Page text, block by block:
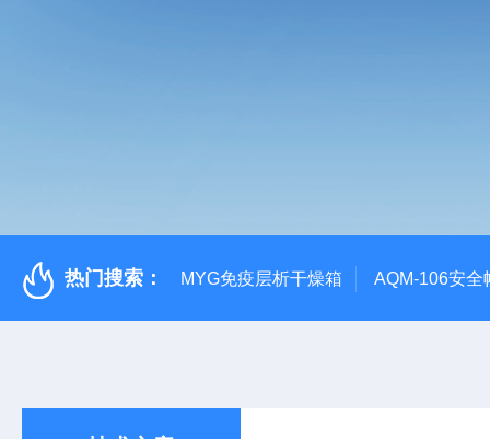
热门搜索： MYG免疫层析干燥箱 AQM-106安全